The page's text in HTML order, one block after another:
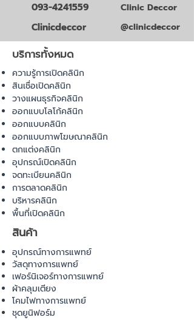
093-4241559
Clinicdeccor
Clinic Deccor
@clinicdeccor
บริการทั้งหมด
ความรู้การเปิดคลินิก
สินเชื่อเปิดคลินิก
วางแผนธุรกิจคลินิก
ออกแบบโลโก้คลินิก
ออกแบบคลินิก
ออกแบบภาพโฆษณาคลินิก
ตกแต่งคลินิก
อุปกรณ์เปิดคลินิก
จดทะเบียนคลินิก
การตลาดคลินิก
บริหารคลินิก
พื้นที่เปิดคลินิก
สินค้า
อุปกรณ์ทางการแพทย์
วัสดุทางการแพทย์
เฟอร์นิเจอร์ทางการแพทย์
ผ้าคลุมเตียง
โคมไฟทางการแพทย์
ชุดยูนิฟอร์ม